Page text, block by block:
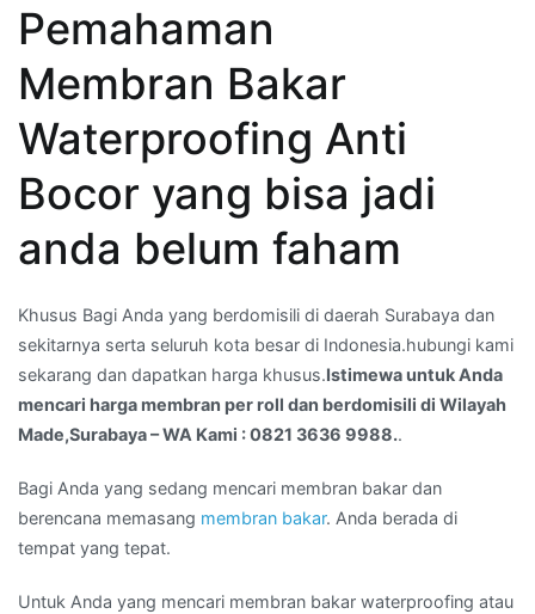
mencari
harga
membran
roll
dan
berdomisili
di
Wilayah
–
WA
Kami
:
0821
9988.
Pemahaman
Membran Bakar
Waterproofing Anti
Bocor yang bisa jadi
anda belum faham
Khusus Bagi Anda yang berdomisili di daerah Surabaya dan
sekitarnya serta seluruh kota besar di Indonesia.hubungi kami
sekarang dan dapatkan harga khusus.Istimewa untuk Anda
mencari harga membran per roll dan berdomisili di Wilayah
Made,Surabaya – WA Kami : 0821 3636 9988..
Bagi Anda yang sedang mencari membran bakar dan
berencana memasang membran bakar. Anda berada di
tempat yang tepat.
Untuk Anda yang mencari membran bakar waterproofing atau